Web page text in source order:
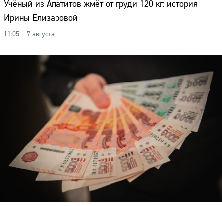
Учёный из Апатитов жмёт от груди 120 кг: история
Ирины Елизаровой
11:05 – 7 августа